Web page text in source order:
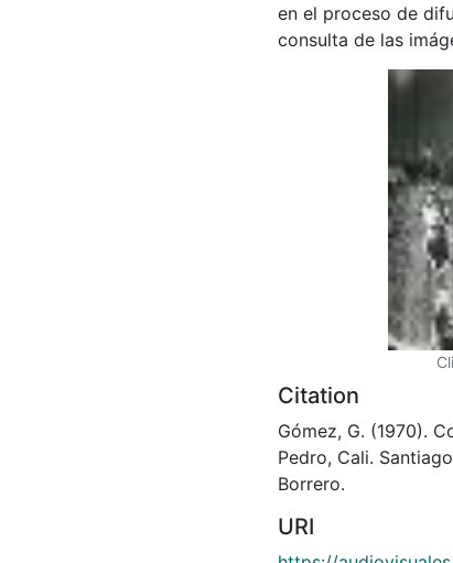
en el proceso de
consulta de las
Citation
Gómez, G. (1970).
Pedro, Cali.
Borrero.
URI